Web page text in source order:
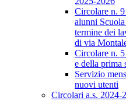
Circolare n.
alunni
termine dei
di via
Circolare n.
e della prima
Servizio
nuovi utenti
Circolari a.s. 2024-